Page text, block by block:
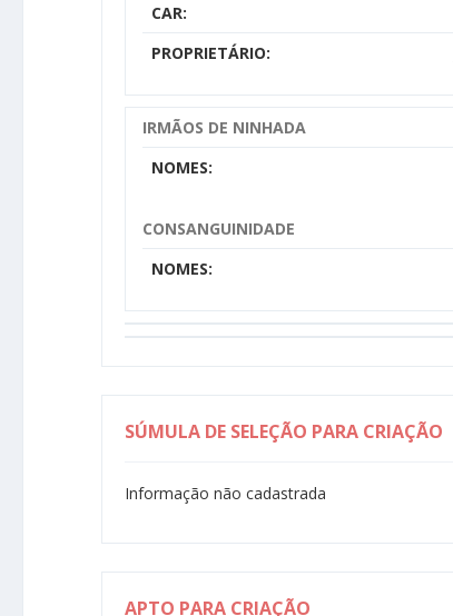
CAR:
PROPRIETÁRIO:
IRMÃOS DE NINHADA
NOMES:
CONSANGUINIDADE
NOMES:
SÚMULA DE SELEÇÃO PARA CRIAÇÃO
Informação não cadastrada
APTO PARA CRIAÇÃO